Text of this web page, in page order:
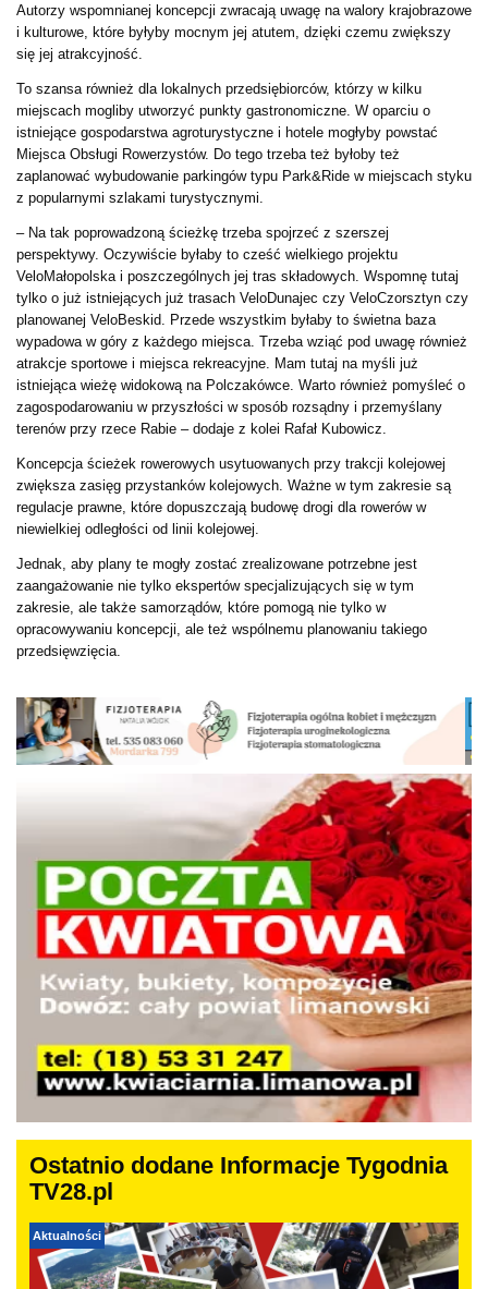
Autorzy wspomnianej koncepcji zwracają uwagę na walory krajobrazowe
i kulturowe, które byłyby mocnym jej atutem, dzięki czemu zwiększy
się jej atrakcyjność.
To szansa również dla lokalnych przedsiębiorców, którzy w kilku
miejscach mogliby utworzyć punkty gastronomiczne. W oparciu o
istniejące gospodarstwa agroturystyczne i hotele mogłyby powstać
Miejsca Obsługi Rowerzystów. Do tego trzeba też byłoby też
zaplanować wybudowanie parkingów typu Park&Ride w miejscach styku
z popularnymi szlakami turystycznymi.
– Na tak poprowadzoną ścieżkę trzeba spojrzeć z szerszej
perspektywy. Oczywiście byłaby to cześć wielkiego projektu
VeloMałopolska i poszczególnych jej tras składowych. Wspomnę tutaj
tylko o już istniejących już trasach VeloDunajec czy VeloCzorsztyn czy
planowanej VeloBeskid. Przede wszystkim byłaby to świetna baza
wypadowa w góry z każdego miejsca. Trzeba wziąć pod uwagę również
atrakcje sportowe i miejsca rekreacyjne. Mam tutaj na myśli już
istniejąca wieżę widokową na Polczakówce. Warto również pomyśleć o
zagospodarowaniu w przyszłości w sposób rozsądny i przemyślany
terenów przy rzece Rabie – dodaje z kolei Rafał Kubowicz.
Koncepcja ścieżek rowerowych usytuowanych przy trakcji kolejowej
zwiększa zasięg przystanków kolejowych. Ważne w tym zakresie są
regulacje prawne, które dopuszczają budowę drogi dla rowerów w
niewielkiej odległości od linii kolejowej.
Jednak, aby plany te mogły zostać zrealizowane potrzebne jest
zaangażowanie nie tylko ekspertów specjalizujących się w tym
zakresie, ale także samorządów, które pomogą nie tylko w
opracowywaniu koncepcji, ale też wspólnemu planowaniu takiego
przedsięwzięcia.
Ostatnio dodane Informacje Tygodnia
TV28.pl
Aktualności